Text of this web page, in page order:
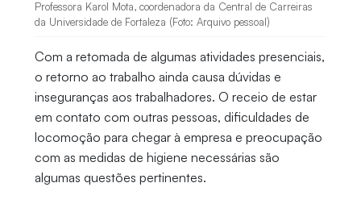
Professora Karol Mota, coordenadora da Central de Carreiras
da Universidade de Fortaleza (Foto: Arquivo pessoal)
Com a retomada de algumas atividades presenciais,
o retorno ao trabalho ainda causa dúvidas e
inseguranças aos trabalhadores. O receio de estar
em contato com outras pessoas, dificuldades de
locomoção para chegar à empresa e preocupação
com as medidas de higiene necessárias são
algumas questões pertinentes.